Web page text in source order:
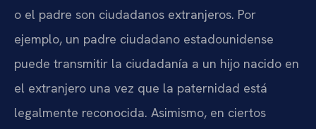
o el padre son ciudadanos extranjeros. Por
ejemplo, un padre ciudadano estadounidense
puede transmitir la ciudadanía a un hijo nacido en
el extranjero una vez que la paternidad está
legalmente reconocida. Asimismo, en ciertos